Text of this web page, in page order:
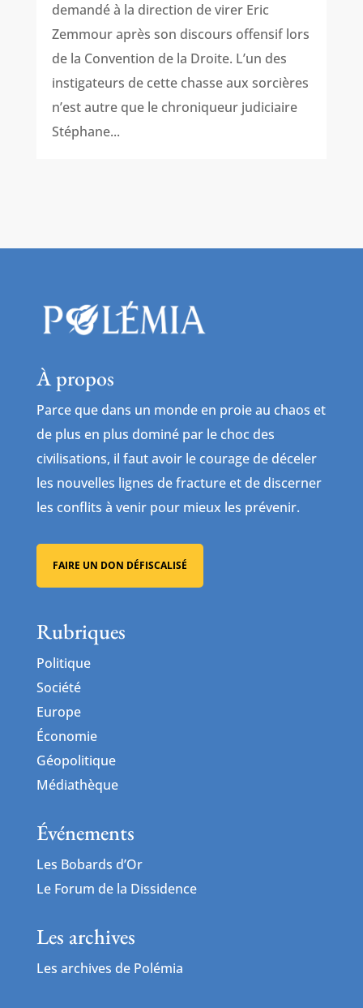
demandé à la direction de virer Eric
Zemmour après son discours offensif lors
de la Convention de la Droite. L’un des
instigateurs de cette chasse aux sorcières
n’est autre que le chroniqueur judiciaire
Stéphane...
À propos
Parce que dans un monde en proie au chaos et
de plus en plus dominé par le choc des
civilisations, il faut avoir le courage de déceler
les nouvelles lignes de fracture et de discerner
les conflits à venir pour mieux les prévenir.
FAIRE UN DON DÉFISCALISÉ
Rubriques
Politique
Société
Europe
Économie
Géopolitique
Médiathèque
Événements
Les Bobards d’Or
Le Forum de la Dissidence
Les archives
Les archives de Polémia